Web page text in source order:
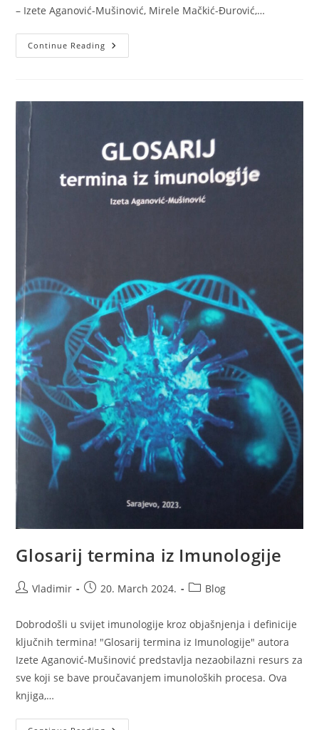
– Izete Aganović-Mušinović, Mirele Mačkić-Đurović,…
Continue Reading Uvod
U
Glosarij termina iz Imunologije
PostVladimir
Post20. March 2024.
PostBlog
Dobrodošli u svijet imunologije kroz objašnjenja i definicije
ključnih termina! "Glosarij termina iz Imunologije" autora
Izete Aganović-Mušinović predstavlja nezaobilazni resurs za
sve koji se bave proučavanjem imunoloških procesa. Ova
knjiga,…